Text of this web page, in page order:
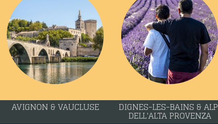
AVIGNON & VAUCLUSE DIGNES-LES-BAINS &
DELL'ALTA PROVENZA